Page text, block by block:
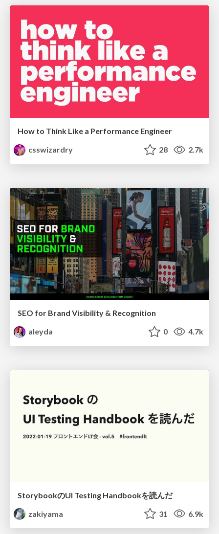
How to Think Like a Performance Engineer
csswizardry
28 2.7k
SEO for Brand Visibility & Recognition
aleyda
0 4.7k
StorybookのUI Testing Handbookを読んだ
zakiyama
31 6.9k